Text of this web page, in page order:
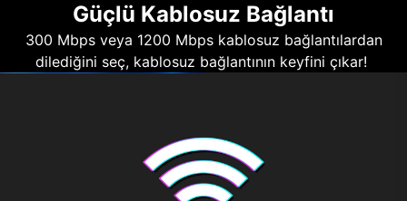
Güçlü Kablosuz Bağlantı
300 Mbps veya 1200 Mbps kablosuz bağlantılardan
dilediğini seç, kablosuz bağlantının keyfini çıkar!